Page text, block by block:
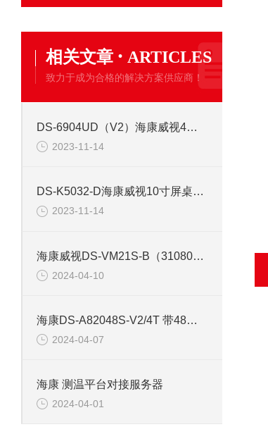
相关文章 · ARTICLES
致力于成为合格的解决方案供应商！
DS-6904UD（V2）海康威视4路高清视频解码器
2023-11-14
DS-K5032-D海康威视10寸屏桌面式人证核验终端
2023-11-14
海康威视DS-VM21S-B（310801164） 存储网络服务器
2024-04-10
海康DS-A82048S-V2/4T 带48片4T硬盘存储服务器
2024-04-07
海康 测温平台对接服务器
2024-04-01